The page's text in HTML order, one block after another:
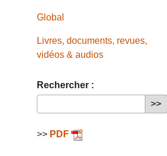
Global
Livres, documents, revues,
vidéos & audios
Rechercher :
>> PDF